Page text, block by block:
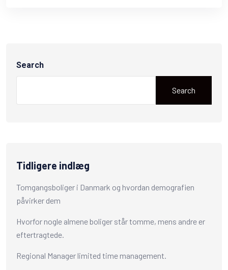
Search
Search
Tidligere indlæg
Tomgangsboliger i Danmark og hvordan demografien
påvirker dem
Hvorfor nogle almene boliger står tomme, mens andre er
eftertragtede.
Regional Manager limited time management.